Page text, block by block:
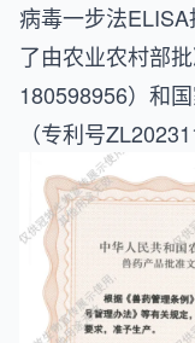
病毒一步法
了由农业农村部
180598956）和
（专利号